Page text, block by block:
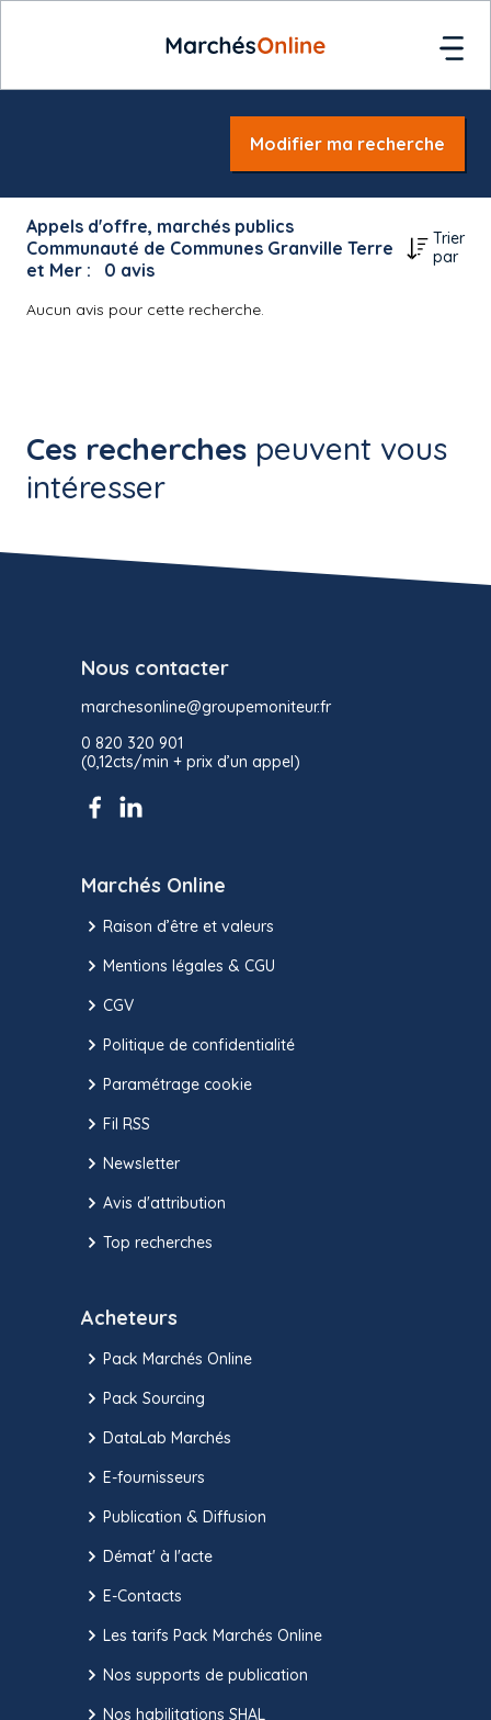
Modifier ma recherche
Appels d'offre, marchés publics
Communauté de Communes Granville Terre
et Mer :
0 avis
Trier
par
Aucun avis pour cette recherche.
Ces recherches peuvent vous
intéresser
Nous contacter
marchesonline@groupemoniteur.fr
0 820 320 901
(0,12cts/min + prix d’un appel)
Marchés Online
Raison d’être et valeurs
Mentions légales & CGU
CGV
Politique de confidentialité
Paramétrage cookie
Fil RSS
Newsletter
Avis d'attribution
Top recherches
Acheteurs
Pack Marchés Online
Pack Sourcing
DataLab Marchés
E-fournisseurs
Publication & Diffusion
Démat' à l'acte
E-Contacts
Les tarifs Pack Marchés Online
Nos supports de publication
Nos habilitations SHAL